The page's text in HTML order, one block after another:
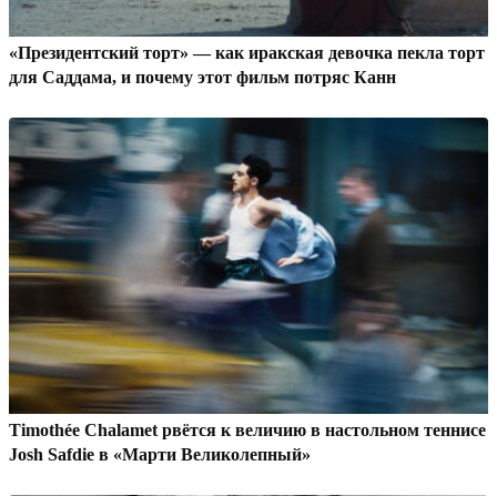
«Президентский торт» — как иракская девочка пекла торт
для Саддама, и почему этот фильм потряс Канн
Timothée Chalamet рвётся к величию в настольном теннисе
Josh Safdie в «Марти Великолепный»